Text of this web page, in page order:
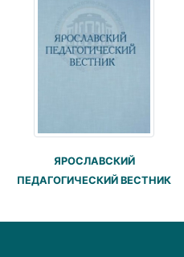
ЯРОСЛАВСКИЙ
ПЕДАГОГИЧЕСКИЙ ВЕСТНИК